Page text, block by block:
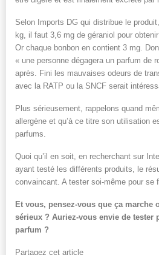
Selon Imports DG qui distribue le
kg, il faut 3,6 mg de géraniol pour
Or chaque bonbon en contient 3 mg.
« une personne dégagera un parfum de
après. Fini les mauvaises odeurs de
avec la RATP ou la SNCF serait
Plus sérieusement, rappelons quand
allergène et qu’à ce titre son utilisation
parfums.
Quoi qu’il en soit, en recherchant sur
ayant testé les différents produits, le
convaincant. A tester soi-même pour se
Et vous, pensez-vous que ça marche
sérieux ? Auriez-vous envie de tester
parfum ?
Partagez cet article